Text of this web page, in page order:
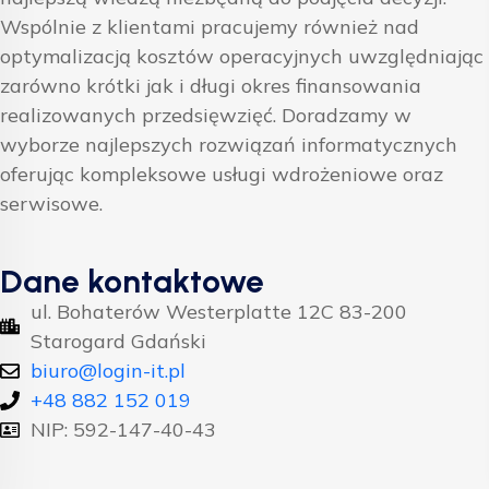
Wspólnie z klientami pracujemy również nad
optymalizacją kosztów operacyjnych uwzględniając
zarówno krótki jak i długi okres finansowania
realizowanych przedsięwzięć. Doradzamy w
wyborze najlepszych rozwiązań informatycznych
oferując kompleksowe usługi wdrożeniowe oraz
serwisowe.
Dane kontaktowe
ul. Bohaterów Westerplatte 12C 83-200
Starogard Gdański
biuro@login-it.pl
+48 882 152 019
NIP: 592-147-40-43